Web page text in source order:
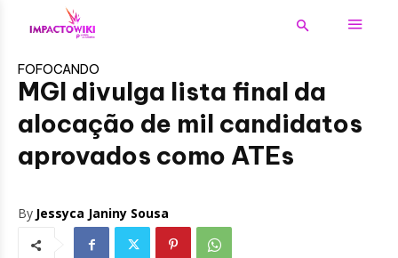
FOFOCANDO
MGI divulga lista final da
alocação de mil candidatos
aprovados como ATEs
By Jessyca Janiny Sousa